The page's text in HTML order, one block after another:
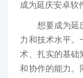
成为延庆安卓软
想要成为延庆
力和技术水平。
术、扎实的基础
和协作的能力。